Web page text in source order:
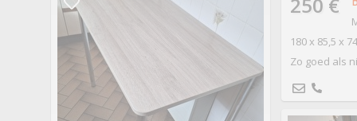
250 €
180 x 85,5 x 74
Zo goed als